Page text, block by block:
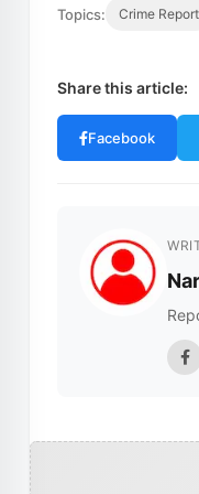
Topics: Crime Report
Share this article:
Facebook